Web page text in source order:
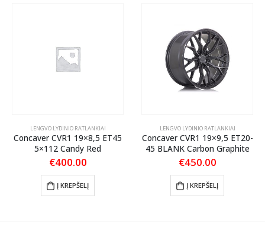
LENGVO LYDINIO RATLANKIAI
Concaver CVR1 19×8,5 ET45
5×112 Candy Red
€400.00
Į KREPŠELĮ
LENGVO LYDINIO RATLANKIAI
Concaver CVR1 19×9,5 ET20-
45 BLANK Carbon Graphite
€450.00
Į KREPŠELĮ